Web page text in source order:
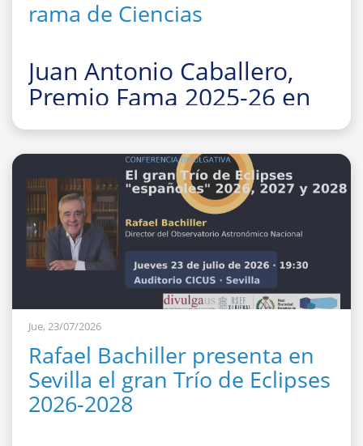
rama de Ciencias
Juan Antonio Caballero,
Premio Fama 2025-26 en
la rama de Ciencias
La Facultad de Fí
Jue, 23/07/2026
Rafael Bachiller presenta en
Sevilla el gran Trío de Eclipses
2026-2028